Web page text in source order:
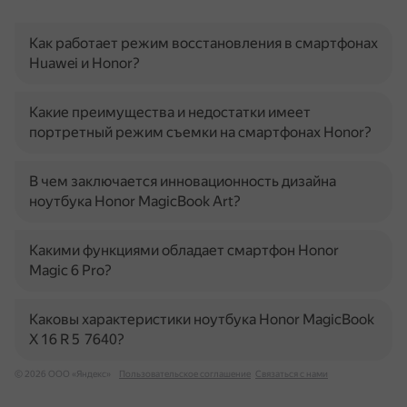
Как работает режим восстановления в смартфонах
Huawei и Honor?
Какие преимущества и недостатки имеет
портретный режим съемки на смартфонах Honor?
В чем заключается инновационность дизайна
ноутбука Honor MagicBook Art?
Какими функциями обладает смартфон Honor
Magic 6 Pro?
Каковы характеристики ноутбука Honor MagicBook
X 16 R 5 7640?
© 2026 ООО «Яндекс» Пользовательское соглашение Связаться с нами